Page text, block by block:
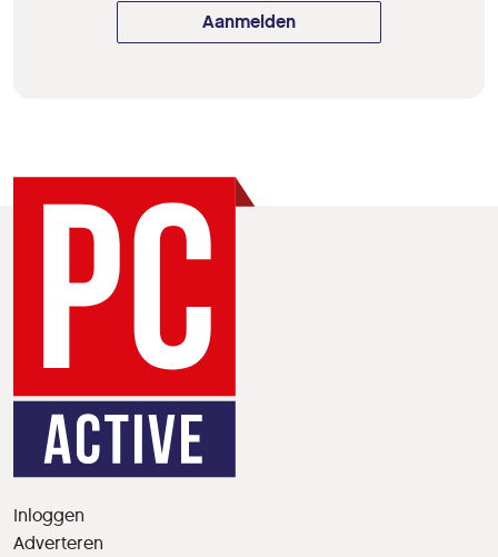
Aanmelden
Inloggen
Adverteren